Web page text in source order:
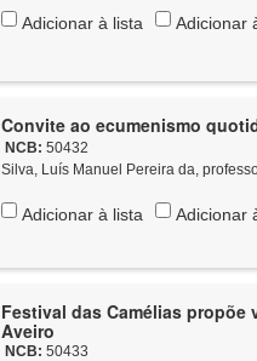
Adicionar à lista Adicionar
Convite ao ecumenismo
NCB:50432
Silva, Luís Manuel Pereira da,
Adicionar à lista Adicionar
Festival das Camélias
Aveiro
NCB:50433